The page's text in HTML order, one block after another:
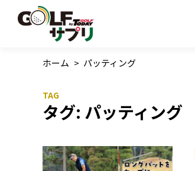
ホーム > パッティング
タグ: パッティング